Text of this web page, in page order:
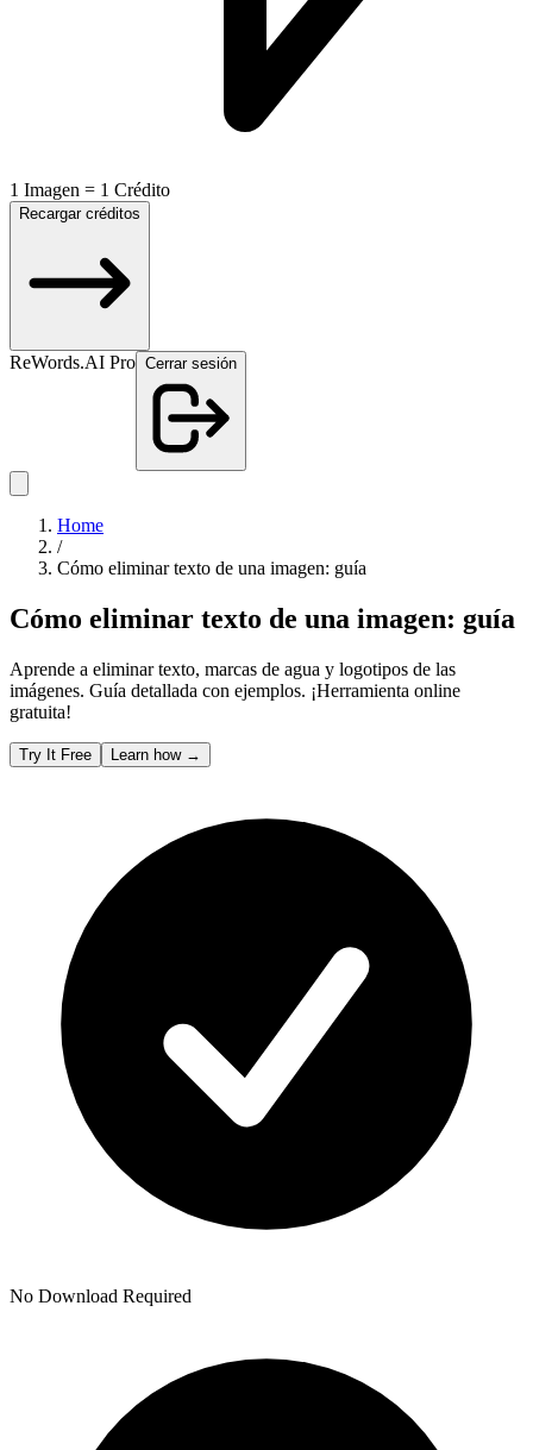
1 Imagen = 1 Crédito
Recargar créditos
ReWords.AI Pro Cerrar sesión
Home
/
Cómo eliminar texto de una imagen: guía
Cómo eliminar texto de una imagen: guía
Aprende a eliminar texto, marcas de agua y logotipos de las
imágenes. Guía detallada con ejemplos. ¡Herramienta online
gratuita!
Try It Free Learn how →
No Download Required